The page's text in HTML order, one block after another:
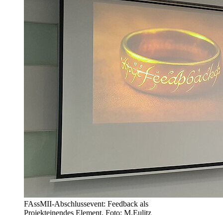
FAssMII-Abschlussevent: Feedback als
Projekteinendes Element. Foto: M.Eulitz